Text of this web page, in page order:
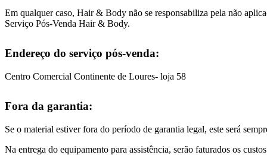
Em qualquer caso, Hair & Body não se responsabiliza pela não
Serviço Pós-Venda Hair & Body.
Endereço do serviço pós-venda:
Centro Comercial Continente de Loures- loja 58
Fora da garantia:
Se o material estiver fora do período de garantia legal, este será
Na entrega do equipamento para assistência, serão faturados os